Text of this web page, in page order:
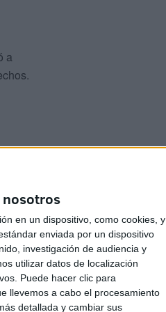
nosotros
en un dispositivo, como cookies, y
enviada por un dispositivo
investigación de audiencia y
utilizar datos de localización
Puede hacer clic para
llevemos a cabo el procesamiento
detallada y cambiar sus
a
de